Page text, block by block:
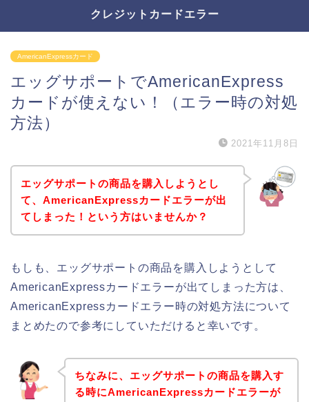
クレジットカードエラー
AmericanExpressカード
エッグサポートでAmericanExpress
カードが使えない！（エラー時の対処
方法）
2021年11月8日
エッグサポートの商品を購入しようとし
て、AmericanExpressカードエラーが出
てしまった！という方はいませんか？
もしも、エッグサポートの商品を購入しようとして
AmericanExpressカードエラーが出てしまった方は、
AmericanExpressカードエラー時の対処方法について
まとめたので参考にしていただけると幸いです。
ちなみに、エッグサポートの商品を購入す
る時にAmericanExpressカードエラーが